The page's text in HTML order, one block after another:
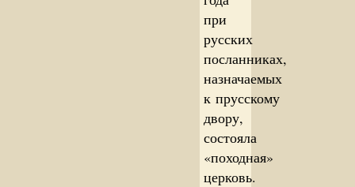
при
русских
посланниках,
назначаемых
к прусскому
двору,
состояла
«походная»
церковь.